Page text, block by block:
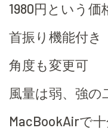
1980円という価
首振り機能付き
角度も変更可
風量は弱、強の
MacBookAirで